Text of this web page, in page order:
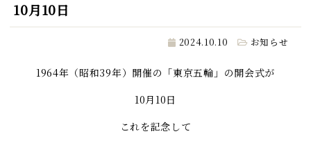
10月10日
2024.10.10 お知らせ
1964年（昭和39年）開催の「東京五輪」の開会式が
10月10日
これを記念して